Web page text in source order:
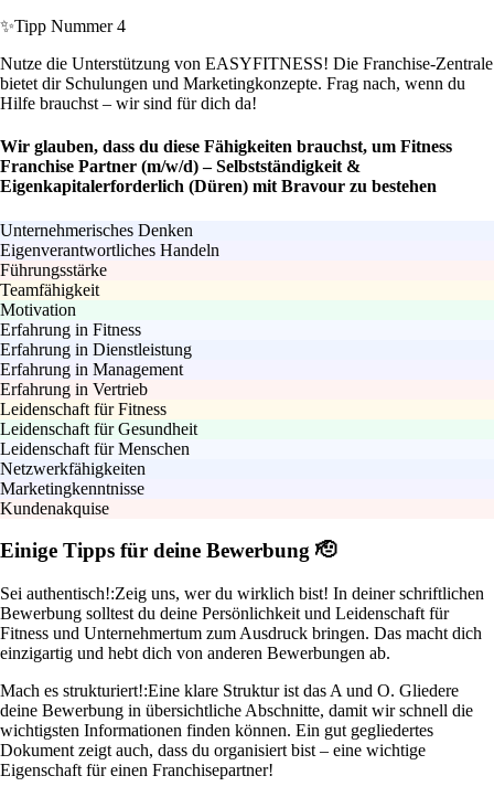
✨Tipp Nummer 4
Nutze die Unterstützung von EASYFITNESS! Die Franchise-Zentrale
bietet dir Schulungen und Marketingkonzepte. Frag nach, wenn du
Hilfe brauchst – wir sind für dich da!
Wir glauben, dass du diese Fähigkeiten brauchst, um Fitness
Franchise Partner (m/w/d) – Selbstständigkeit &
Eigenkapitalerforderlich (Düren) mit Bravour zu bestehen
Unternehmerisches Denken
Eigenverantwortliches Handeln
Führungsstärke
Teamfähigkeit
Motivation
Erfahrung in Fitness
Erfahrung in Dienstleistung
Erfahrung in Management
Erfahrung in Vertrieb
Leidenschaft für Fitness
Leidenschaft für Gesundheit
Leidenschaft für Menschen
Netzwerkfähigkeiten
Marketingkenntnisse
Kundenakquise
Einige Tipps für deine Bewerbung 🫡
Sei authentisch!:Zeig uns, wer du wirklich bist! In deiner schriftlichen
Bewerbung solltest du deine Persönlichkeit und Leidenschaft für
Fitness und Unternehmertum zum Ausdruck bringen. Das macht dich
einzigartig und hebt dich von anderen Bewerbungen ab.
Mach es strukturiert!:Eine klare Struktur ist das A und O. Gliedere
deine Bewerbung in übersichtliche Abschnitte, damit wir schnell die
wichtigsten Informationen finden können. Ein gut gegliedertes
Dokument zeigt auch, dass du organisiert bist – eine wichtige
Eigenschaft für einen Franchisepartner!